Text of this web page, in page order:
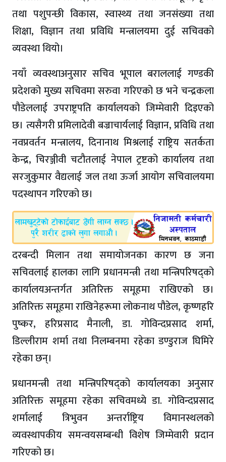
तथा पशुपन्छी विकास, स्वास्थ्य तथा जनसंख्या तथा
शिक्षा, विज्ञान तथा प्रविधि मन्त्रालयमा दुई सचिवको
व्यवस्था थियो।
नयाँ व्यवस्थाअनुसार सचिव भूपाल बराललाई गण्डकी
प्रदेशको मुख्य सचिवमा सरुवा गरिएको छ भने चन्द्रकला
पौडेललाई उपराष्ट्रपति कार्यालयको जिम्मेवारी दिइएको
छ। त्यसैगरी प्रमिलादेवी बज्राचार्यलाई विज्ञान, प्रविधि तथा
नवप्रवर्तन मन्त्रालय, दिनानाथ मिश्रलाई राष्ट्रिय सतर्कता
केन्द्र, चिरञ्जीवी चटौतलाई नेपाल ट्रष्टको कार्यालय तथा
सरजुकुमार वैद्यलाई जल तथा ऊर्जा आयोग सचिवालयमा
पदस्थापन गरिएको छ।
दरबन्दी मिलान तथा समायोजनका कारण छ जना
सचिवलाई हालका लागि प्रधानमन्त्री तथा मन्त्रिपरिषद्को
कार्यालयअन्तर्गत अतिरिक्त समूहमा राखिएको छ।
अतिरिक्त समूहमा राखिनेहरूमा लोकनाथ पौडेल, कृष्णहरि
पुष्कर, हरिप्रसाद मैनाली, डा. गोविन्दप्रसाद शर्मा,
डिल्लीराम शर्मा तथा निलम्बनमा रहेका डण्डुराज घिमिरे
रहेका छन्।
प्रधानमन्त्री तथा मन्त्रिपरिषद्को कार्यालयका अनुसार
अतिरिक्त समूहमा रहेका सचिवमध्ये डा. गोविन्दप्रसाद
शर्मालाई त्रिभुवन अन्तर्राष्ट्रिय विमानस्थलको
व्यवस्थापकीय समन्वयसम्बन्धी विशेष जिम्मेवारी प्रदान
गरिएको छ।